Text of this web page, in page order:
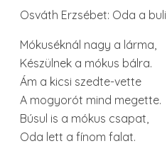
Osváth Erzsébet: Oda a buli
Mókuséknál nagy a lárma,
Készülnek a mókus bálra.
Ám a kicsi szedte-vette
A mogyorót mind megette.
Búsul is a mókus csapat,
Oda lett a fínom falat.